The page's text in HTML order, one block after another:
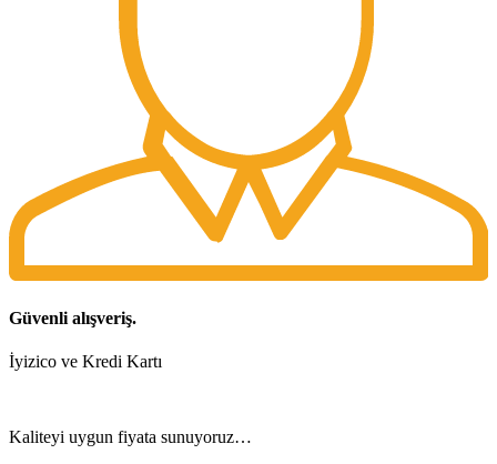
Güvenli alışveriş.
İyizico ve Kredi Kartı
Kaliteyi uygun fiyata sunuyoruz…